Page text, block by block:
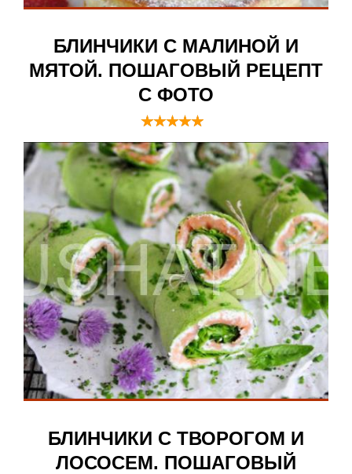
БЛИНЧИКИ С МАЛИНОЙ И
МЯТОЙ. ПОШАГОВЫЙ РЕЦЕПТ
С ФОТО
БЛИНЧИКИ С ТВОРОГОМ И
ЛОСОСЕМ. ПОШАГОВЫЙ